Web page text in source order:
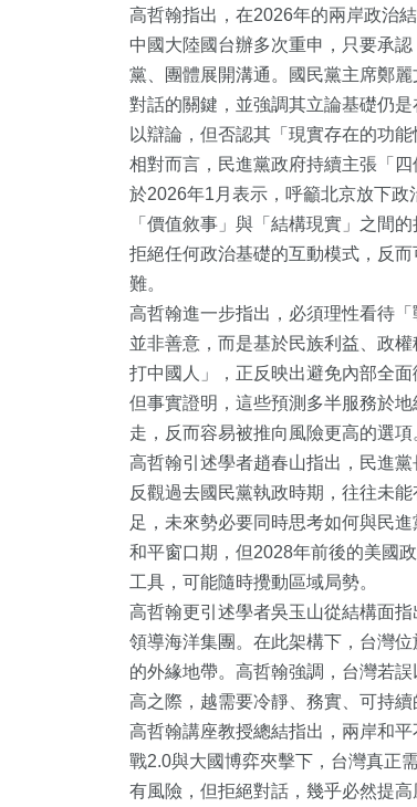
高哲翰指出，在2026年的兩岸政治
中國大陸國台辦多次重申，只要承
黨、團體展開溝通。國民黨主席鄭
對話的關鍵，並強調其立論基礎仍
以辯論，但否認其「現實存在的功
相對而言，民進黨政府持續主張「
於2026年1月表示，呼籲北京放下
「價值敘事」與「結構現實」之間
拒絕任何政治基礎的互動模式，反
難。
高哲翰進一步指出，必須理性看待
並非善意，而是基於民族利益、政
打中國人」，正反映出避免內部全
但事實證明，這些預測多半服務於
走，反而容易被推向風險更高的選項
高哲翰引述學者趙春山指出，民進
反觀過去國民黨執政時期，往往未
足，未來勢必要同時思考如何與民
和平窗口期，但2028年前後的美國
工具，可能隨時攪動區域局勢。
高哲翰更引述學者吳玉山從結構面
領導海洋集團。在此架構下，台灣
的外緣地帶。高哲翰強調，台灣若
高之際，越需要冷靜、務實、可持
高哲翰講座教授總結指出，兩岸和
戰2.0與大國博弈夾擊下，台灣真正
有風險，但拒絕對話，幾乎必然提
111 +
旅遊
153 +
健康
51+
農業
45+